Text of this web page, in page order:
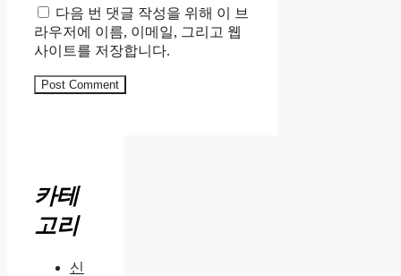
다음 번 댓글 작성을 위해 이 브
라우저에 이름, 이메일, 그리고 웹
사이트를 저장합니다.
카테
고리
신